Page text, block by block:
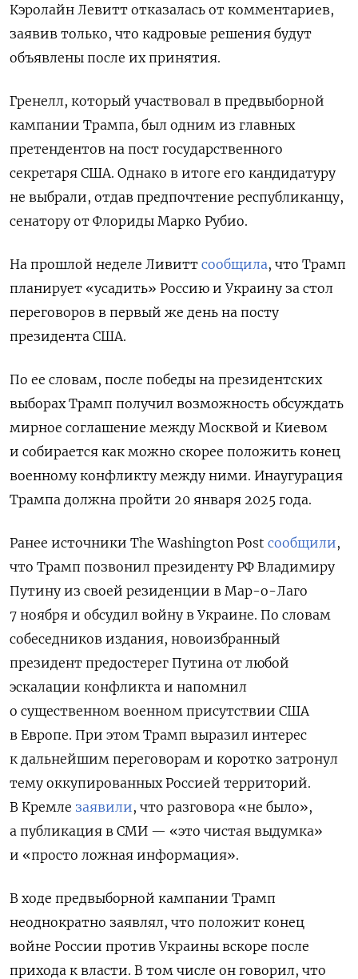
Кэролайн Левитт отказалась от комментариев,
заявив только, что кадровые решения будут
объявлены после их принятия.
Гренелл, который участвовал в предвыборной
кампании Трампа, был одним из главных
претендентов на пост государственного
секретаря США. Однако в итоге его кандидатуру
не выбрали, отдав предпочтение республиканцу,
сенатору от Флориды Марко Рубио.
На прошлой неделе Ливитт сообщила, что Трамп
планирует «усадить» Россию и Украину за стол
переговоров в первый же день на посту
президента США.
По ее словам, после победы на президентских
выборах Трамп получил возможность обсуждать
мирное соглашение между Москвой и Киевом
и собирается как можно скорее положить конец
военному конфликту между ними. Инаугурация
Трампа должна пройти 20 января 2025 года.
Ранее источники The Washington Post сообщили,
что Трамп позвонил президенту РФ Владимиру
Путину из своей резиденции в Мар-о-Лаго
7 ноября и обсудил войну в Украине. По словам
собеседников издания, новоизбранный
президент предостерег Путина от любой
эскалации конфликта и напомнил
о существенном военном присутствии США
в Европе. При этом Трамп выразил интерес
к дальнейшим переговорам и коротко затронул
тему оккупированных Россией территорий.
В Кремле заявили, что разговора «не было»,
а публикация в СМИ — «это чистая выдумка»
и «просто ложная информация».
В ходе предвыборной кампании Трамп
неоднократно заявлял, что положит конец
войне России против Украины вскоре после
прихода к власти. В том числе он говорил, что